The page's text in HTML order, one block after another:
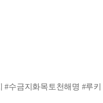
수금지화목토천해명 #루